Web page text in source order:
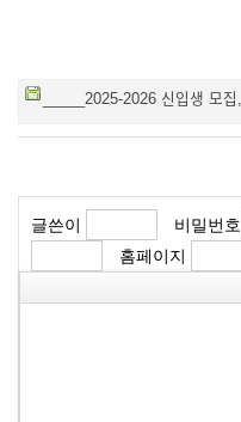
_____2025-2026 신입생
글쓴이 비밀번호
홈페이지